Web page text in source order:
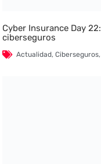
Cyber Insurance Day
ciberseguros
Actualidad,Ciberseguros,